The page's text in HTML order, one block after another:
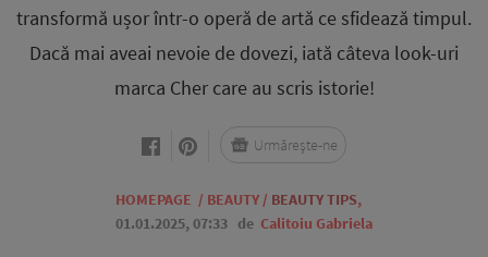
transformă ușor într-o operă de artă ce sfidează timpul.
Dacă mai aveai nevoie de dovezi, iată câteva look-uri
marca Cher care au scris istorie!
HOMEPAGE / BEAUTY / BEAUTY TIPS,
01.01.2025, 07:33 de Calitoiu Gabriela
Urmărește-ne